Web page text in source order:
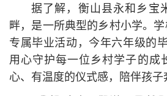
据了解，衡山县永和乡宝
畔，是一所典型的乡村小学。
专属毕业活动，今年六年级的
用心守护每一位乡村学子的成
心、有温度的仪式感，陪伴孩子